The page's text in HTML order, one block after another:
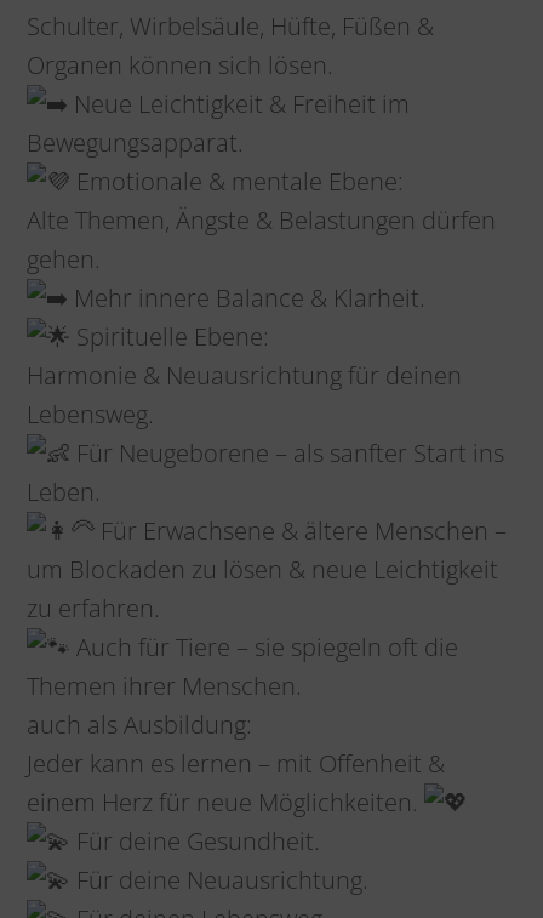
Schulter, Wirbelsäule, Hüfte, Füßen &
Organen können sich lösen.
Neue Leichtigkeit & Freiheit im
Bewegungsapparat.
Emotionale & mentale Ebene:
Alte Themen, Ängste & Belastungen dürfen
gehen.
Mehr innere Balance & Klarheit.
Spirituelle Ebene:
Harmonie & Neuausrichtung für deinen
Lebensweg.
Für Neugeborene – als sanfter Start ins
Leben.
Für Erwachsene & ältere Menschen –
um Blockaden zu lösen & neue Leichtigkeit
zu erfahren.
Auch für Tiere – sie spiegeln oft die
Themen ihrer Menschen.
auch als Ausbildung:
Jeder kann es lernen – mit Offenheit &
einem Herz für neue Möglichkeiten.
Für deine Gesundheit.
Für deine Neuausrichtung.